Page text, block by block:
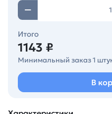
Итого
1143 ₽
Минимальный заказ 1
В